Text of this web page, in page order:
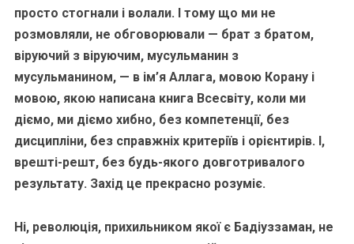
просто стогнали і волали. І тому що ми не
розмовляли, не обговорювали — брат з братом,
віруючий з віруючим, мусульманин з
мусульманином, — в ім’я Аллага, мовою Корану і
мовою, якою написана книга Всесвіту, коли ми
діємо, ми діємо хибно, без компетенції, без
дисципліни, без справжніх критеріїв і орієнтирів. І,
врешті-решт, без будь-якого довготривалого
результату. Захід це прекрасно розуміє.
Ні, революція, прихильником якої є Бадіуззаман, не